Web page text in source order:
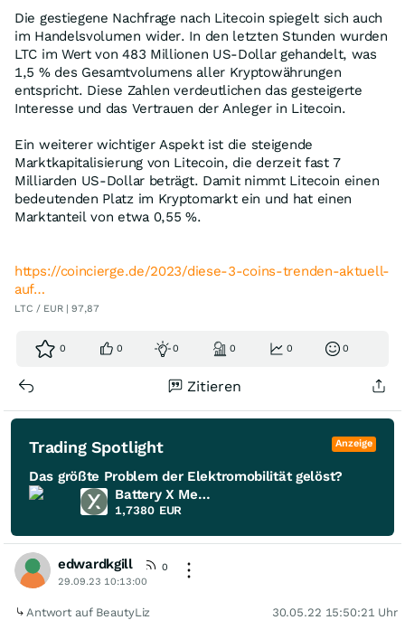
Die gestiegene Nachfrage nach Litecoin spiegelt sich auch
im Handelsvolumen wider. In den letzten Stunden wurden
LTC im Wert von 483 Millionen US-Dollar gehandelt, was
1,5 % des Gesamtvolumens aller Kryptowährungen
entspricht. Diese Zahlen verdeutlichen das gesteigerte
Interesse und das Vertrauen der Anleger in Litecoin.
Ein weiterer wichtiger Aspekt ist die steigende
Marktkapitalisierung von Litecoin, die derzeit fast 7
Milliarden US-Dollar beträgt. Damit nimmt Litecoin einen
bedeutenden Platz im Kryptomarkt ein und hat einen
Marktanteil von etwa 0,55 %.
https://coincierge.de/2023/diese-3-coins-trenden-aktuell-
auf…
LTC / EUR | 97,87
0 0 0 0 0 0
Zitieren
Trading Spotlight Anzeige
Das größte Problem der Elektromobilität gelöst?
Battery X Metals
1,7380 EUR
edwardkgill
0
29.09.23 10:13:00
Antwort auf BeautyLiz 30.05.22 15:50:21 Uhr